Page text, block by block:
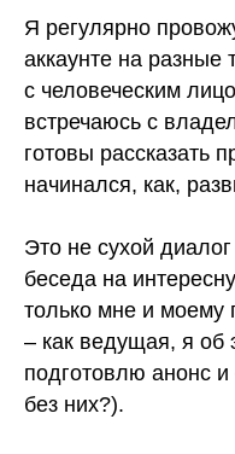
Я регулярно
аккаунте на
с человеческим
встречаюсь с
готовы рассказать
начинался, как,
Это не сухой
беседа на
только мне и моему
– как ведущая, я об
подготовлю анонс
без них?).